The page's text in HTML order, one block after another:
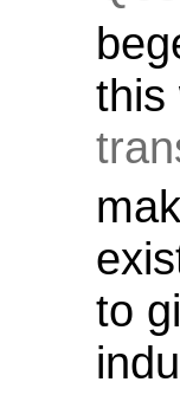
this
to